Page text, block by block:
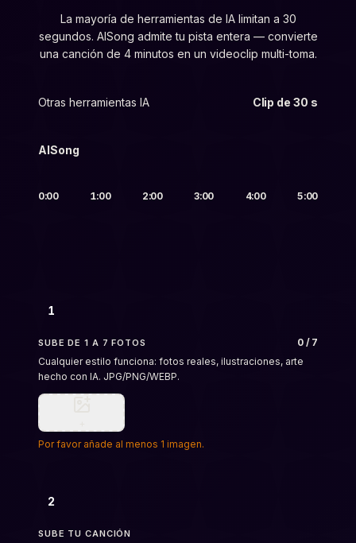
La mayoría de herramientas de IA limitan a 30
segundos. AISong admite tu pista entera — convierte
una canción de 4 minutos en un videoclip multi-toma.
Otras herramientas IA Clip de 30 s
AISong
0:00 1:00 2:00 3:00 4:00 5:00
1
SUBE DE 1 A 7 FOTOS 0 / 7
Cualquier estilo funciona: fotos reales, ilustraciones, arte
hecho con IA. JPG/PNG/WEBP.
Por favor añade al menos 1 imagen.
2
SUBE TU CANCIÓN